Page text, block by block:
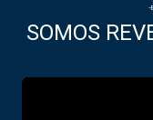
-
SOMOS